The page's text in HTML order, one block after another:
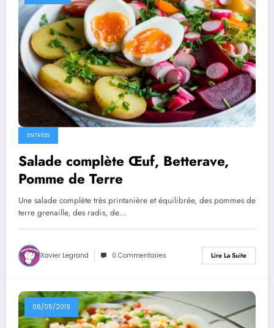
ENTRÉES
Salade complète Œuf, Betterave,
Pomme de Terre
Une salade complète très printanière et équilibrée, des pommes de
terre grenaille, des radis, de…
Xavier Legrand 0 Commentaires Lire La Suite
06/05/2019